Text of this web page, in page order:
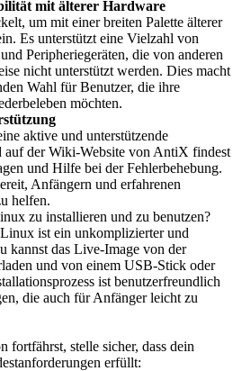
mit älterer Hardware
um mit einer breiten Palette älterer
Es unterstützt eine Vielzahl von
Peripheriegeräten, die von anderen
nicht unterstützt werden. Dies macht
Wahl für Benutzer, die ihre
möchten.
aktive und unterstützende
der Wiki-Website von AntiX findest
und Hilfe bei der Fehlerbehebung.
Anfängern und erfahrenen
helfen.
zu installieren und zu benutzen?
ist ein unkomplizierter und
kannst das Live-Image von der
und von einem USB-Stick oder
ist benutzerfreundlich
die auch für Anfänger leicht zu
fortfährst, stelle sicher, dass dein
erfüllt: